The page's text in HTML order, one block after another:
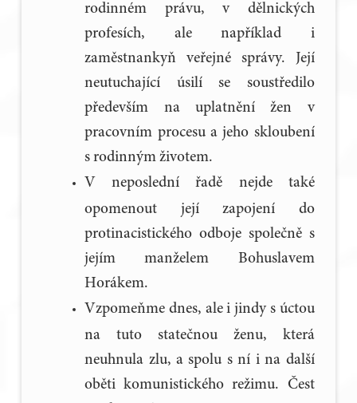
rodinném právu, v dělnických
profesích, ale například i
zaměstnankyň veřejné správy. Její
neutuchající úsilí se soustředilo
především na uplatnění žen v
pracovním procesu a jeho skloubení
s rodinným životem.
V neposlední řadě nejde také
opomenout její zapojení do
protinacistického odboje společně s
jejím manželem Bohuslavem
Horákem.
Vzpomeňme dnes, ale i jindy s úctou
na tuto statečnou ženu, která
neuhnula zlu, a spolu s ní i na další
oběti komunistického režimu. Čest